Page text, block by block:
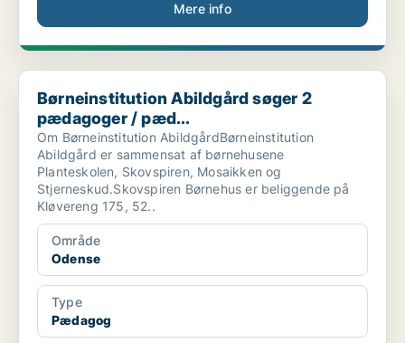
Mere info
Børneinstitution Abildgård søger 2 pædagoger / pæd...
Børneinstitution Abildgård søger 2
pædagoger / pæd...
Om Børneinstitution AbildgårdBørneinstitution
Abildgård er sammensat af børnehusene
Planteskolen, Skovspiren, Mosaikken og
Stjerneskud.Skovspiren Børnehus er beliggende på
Kløvereng 175, 52..
Område
Odense
Type
Pædagog